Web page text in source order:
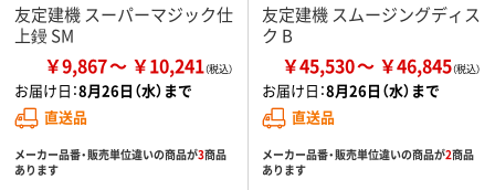
友定建機 スーパーマジック仕
上鏝 SM
￥9,867 ￥10,241
お届け日：8月26日（水）まで
直送品
メーカー品番・販売単位違いの商品が3商品
あります
友定建機 スムージングディス
ク B
￥45,530 ￥46,845
お届け日：8月26日（水）まで
直送品
メーカー品番・販売単位違いの商品が2商品
あります